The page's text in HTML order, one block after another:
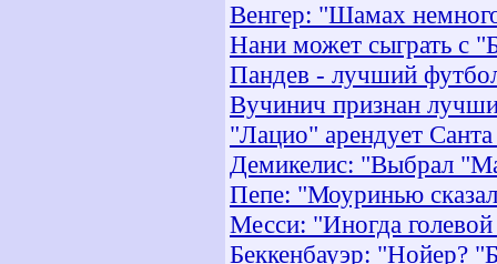
Венгер: "Шамах
Нани может сыграть с
Пандев - лучший
Вучинич признан
"Лацио" арендует
Демикелис: "Выбрал
Пепе: "Моуринью
Месси: "Иногда
Беккенбауэр: "Нойер?